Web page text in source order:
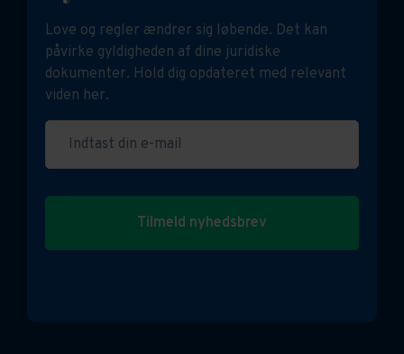
Love og regler ændrer sig løbende. Det kan
påvirke gyldigheden af dine juridiske
dokumenter. Hold dig opdateret med relevant
viden her.
Indtast din e-mail
Tilmeld nyhedsbrev